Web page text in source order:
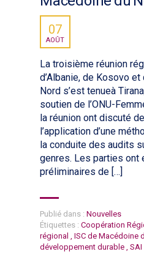
07
AOÛT
La troisième réunion
d’Albanie, de Kosovo
Nord s’est tenueà
soutien de l’ONU-
la réunion ont discuté
l’application d’une
la conduite des audits
genres. Les parties ont
préliminaires de […]
Publié dans : Nouvelles
Étiquettes : Coopération
régional , ISC de Macédoine
développement durable ,